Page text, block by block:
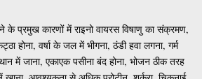
के प्रमुख कारणों में राइनो वायरस विषाणु का संक्रमण,
होना, वर्षा के जल में भीगना, ठंडी हवा लगना, गर्म
में जाना, एकाएक पसीना बंद होना, भोजन ठीक तरह